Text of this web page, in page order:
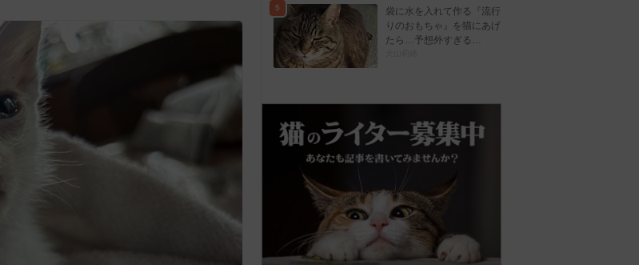
5
袋に水を入れて作る『流行
りのおもちゃ』を猫にあげ
たら…予想外すぎる…